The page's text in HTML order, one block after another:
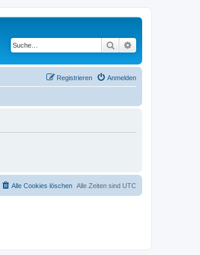
Suche
Anmelden
Registrieren
Alle Zeiten sind UTC
Alle Cookies löschen